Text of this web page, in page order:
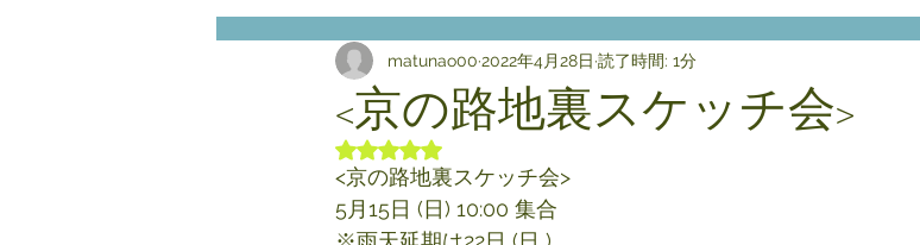
無題のカテゴリー 無題のカテゴリー
<京の路地裏スケッチ会>
matunao00 2022年4月28日 読了時間: 1分
5つ星のうちNaNと評価されています。
<京の路地裏スケッチ会>
5月15日 (日) 10:00 集合